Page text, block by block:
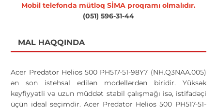
Mobil telefonda mütləq SİMA proqramı olmalıdır.
(051) 596-31-44
MAL HAQQINDA
Acer Predator Helios 500 PH517-51-98Y7 (NH.Q3NAA.005)
ən son istehsal edilən modellərdən biridir. Yüksək
keyfiyyətli və uzun müddət stabil çalışmağı isə, istifadəçi
üçün ideal seçimdir. Acer Predator Helios 500 PH517-51-